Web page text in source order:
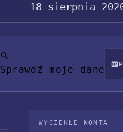
18 sierpnia
Sprawdź moje dane
WYCIEKŁE KONTA